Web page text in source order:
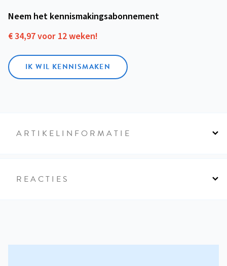
Neem het kennismakings­abonnement
€ 34,97 voor 12 weken!
IK WIL KENNISMAKEN
ARTIKELINFORMATIE
REACTIES